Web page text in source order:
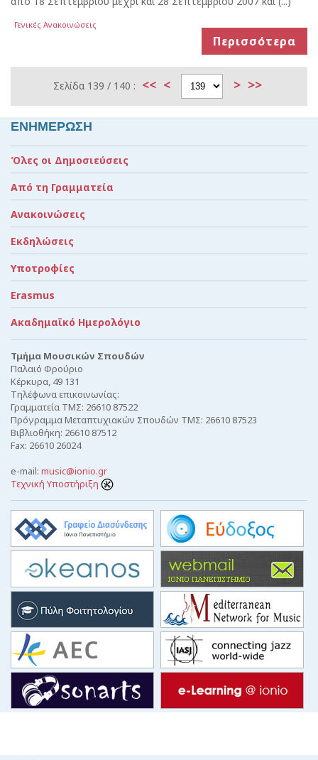
Γενικές Ανακοινώσεις
Περισσότερα
Σελίδα 139 / 140 : << < > >>
ΕΝΗΜΕΡΩΣΗ
Όλες οι Δημοσιεύσεις
Από τη Γραμματεία
Ανακοινώσεις
Εκδηλώσεις
Υποτροφίες
Erasmus
Ακαδημαϊκό Ημερολόγιο
Τμήμα Μουσικών Σπουδών
Παλαιό Φρούριο
Κέρκυρα, 49 131
Τηλέφωνα επικοινωνίας:
Γραμματεία ΤΜΣ: 26610 87522
Πρόγραμμα Μεταπτυχιακών Σπουδών ΤΜΣ: 26610 87523
Βιβλιοθήκη: 26610 87512
Fax: 26610 26024
e-mail: music@ionio.gr
Τεχνική Υποστήριξη